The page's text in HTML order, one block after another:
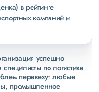
в рейтинге
компаний и
успешно
по логистике
перевезут любые
промышленное